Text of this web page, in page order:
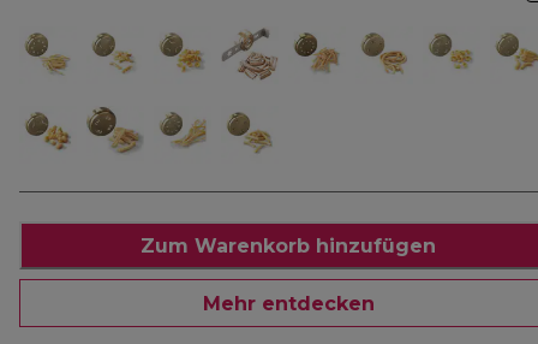
Zum Warenkorb hinzufügen
Mehr entdecken